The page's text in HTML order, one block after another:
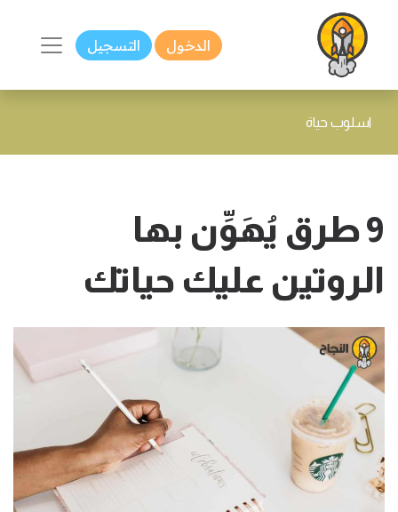
الدخول التسجيل
اسلوب حياة
9 طرق يُهَوِّن بها
الروتين عليك حياتك